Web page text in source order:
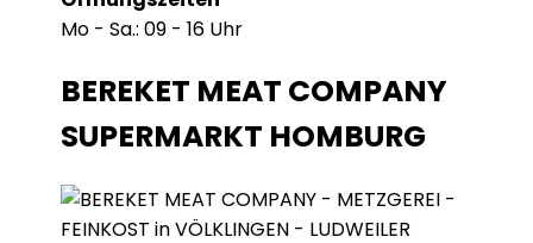
Mo - Sa.: 09 - 16 Uhr
BEREKET MEAT COMPANY
SUPERMARKT HOMBURG